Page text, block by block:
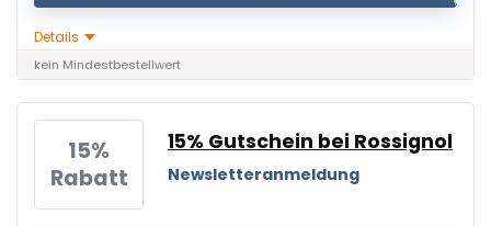
Details
kein Mindestbestellwert
15%
Rabatt
15% Gutschein bei Rossignol
Newsletteranmeldung